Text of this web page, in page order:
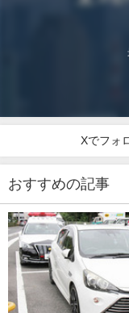
Xでフォ
おすすめの記事